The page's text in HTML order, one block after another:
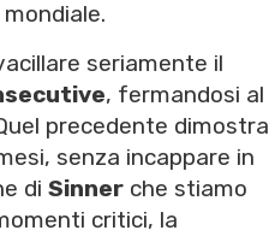
seriamente il
, fermandosi al
precedente dimostra
senza incappare in
di Sinner che stiamo
critici, la